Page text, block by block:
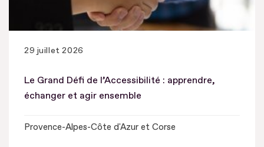
29 juillet 2026
Le Grand Défi de l’Accessibilité : apprendre,
échanger et agir ensemble
Provence-Alpes-Côte d'Azur et Corse